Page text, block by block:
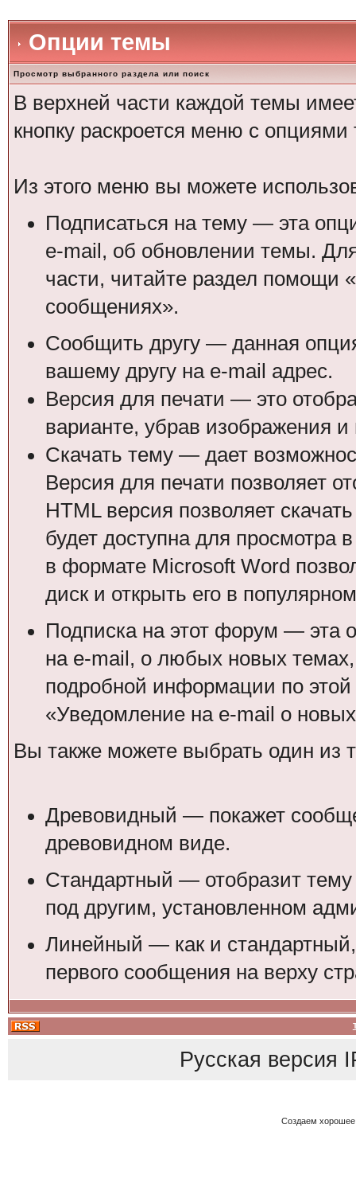
Опции темы
Просмотр выбранного раздела или поиск
В верхней части каждой темы
кнопку раскроется меню с
Из этого меню вы можете
Подписаться на тему — эта
e-mail, об обновлении темы.
части, читайте раздел помощи
сообщениях».
Сообщить другу — данная
вашему другу на e-mail адрес.
Версия для печати — это
варианте, убрав изображения
Скачать тему — дает
Версия для печати позволяет
HTML версия позволяет
будет доступна для просмотра
в формате Microsoft Word
диск и открыть его в
Подписка на этот форум — эта
на e-mail, о любых новых
подробной информации по
«Уведомление на e-mail о
Вы также можете выбрать один из
Древовидный — покажет
древовидном виде.
Стандартный — отобразит
под другим, установленном
Линейный — как и
первого сообщения на верху
Русская версия
Создаем